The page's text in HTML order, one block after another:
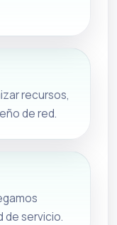
recursos,
de red.
de servicio.